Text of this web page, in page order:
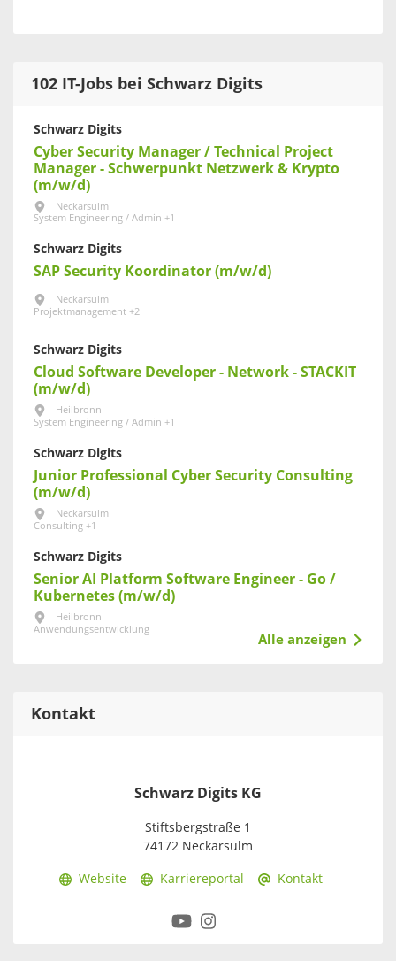
102 IT-Jobs bei Schwarz Digits
Schwarz Digits
Cyber Security Manager / Technical Project
Manager - Schwerpunkt Netzwerk & Krypto
(m/w/d)
Neckarsulm
System Engineering / Admin +1
Schwarz Digits
SAP Security Koordinator (m/w/d)
Neckarsulm
Projektmanagement +2
Schwarz Digits
Cloud Software Developer - Network - STACKIT
(m/w/d)
Heilbronn
System Engineering / Admin +1
Schwarz Digits
Junior Professional Cyber Security Consulting
(m/w/d)
Neckarsulm
Consulting +1
Schwarz Digits
Senior AI Platform Software Engineer - Go /
Kubernetes (m/w/d)
Heilbronn
Anwendungsentwicklung
Alle anzeigen
Kontakt
Schwarz Digits KG
Stiftsbergstraße 1
74172 Neckarsulm
Website Karriereportal Kontakt